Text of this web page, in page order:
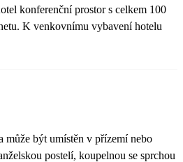
konferenční prostor s celkem 100
K venkovnímu vybavení hotelu
může být umístěn v přízemí nebo
postelí, koupelnou se sprchou